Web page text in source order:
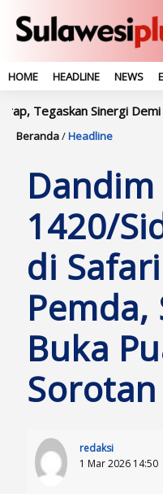
HOME HEADLINE NEWS
Sinergi Demi Keutuhan
Beranda/Headline
Dandim
1420/
di
Pemda,
Buka
redaksi
1 Mar 2026 14:50